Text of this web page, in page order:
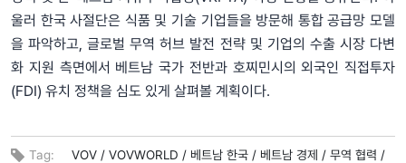
울러 한국 사절단은 식품 및 기술 기업들을 방문해 통합 공급망 모델
을 파악하고, 글로벌 무역 허브 발전 전략 및 기업의 수출 시장 다변
화 지원 측면에서 베트남 국가 전반과 호찌민시의 외국인 직접투자
(FDI) 유치 정책을 심도 있게 살펴볼 계획이다.
Tag: VOV / VOVWORLD / 베트남 한국 / 베트남 경제 / 무역 협력 /